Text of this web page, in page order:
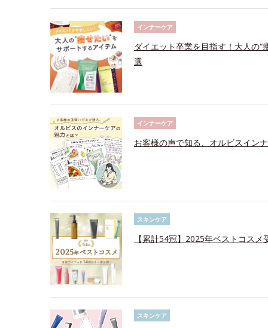
インナーケア
ダイエット卒業を目指す！大人の
選
インナーケア
お客様の声で知る、オルビスイン
スキンケア
【累計54冠】2025年ベストコス
スキンケア